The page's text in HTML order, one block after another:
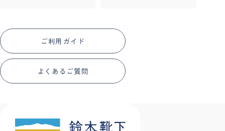
ご利用ガイド
よくあるご質問